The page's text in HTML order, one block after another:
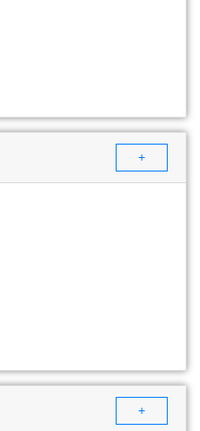
+
+